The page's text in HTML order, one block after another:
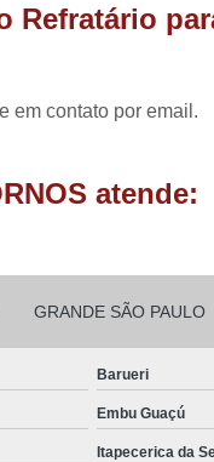
Refratário
em contato por email.
atende:
GRANDE SÃO PAULO
Barueri
Embu Guaçú
Itapecerica da